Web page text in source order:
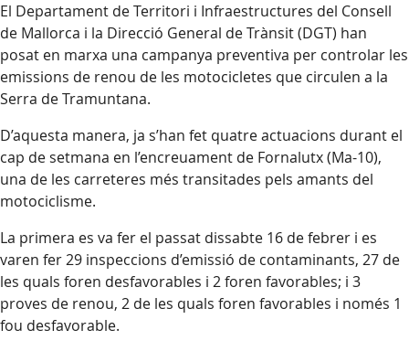
El Departament de Territori i Infraestructures del Consell
de Mallorca i la Direcció General de Trànsit (DGT) han
posat en marxa una campanya preventiva per controlar les
emissions de renou de les motocicletes que circulen a la
Serra de Tramuntana.
D’aquesta manera, ja s’han fet quatre actuacions durant el
cap de setmana en l’encreuament de Fornalutx (Ma-10),
una de les carreteres més transitades pels amants del
motociclisme.
La primera es va fer el passat dissabte 16 de febrer i es
varen fer 29 inspeccions d’emissió de contaminants, 27 de
les quals foren desfavorables i 2 foren favorables; i 3
proves de renou, 2 de les quals foren favorables i només 1
fou desfavorable.